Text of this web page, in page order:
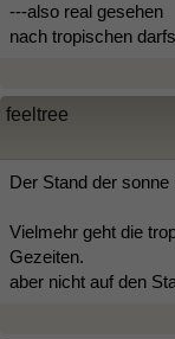
---also real gesehen
nach tropischen
feeltree
Der Stand der
Vielmehr geht die
Gezeiten.
aber nicht auf den